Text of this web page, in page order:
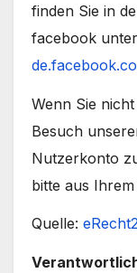
finden Sie in
facebook unter
Wenn Sie
Besuch
Nutzerkonto
bitte aus
Quelle: